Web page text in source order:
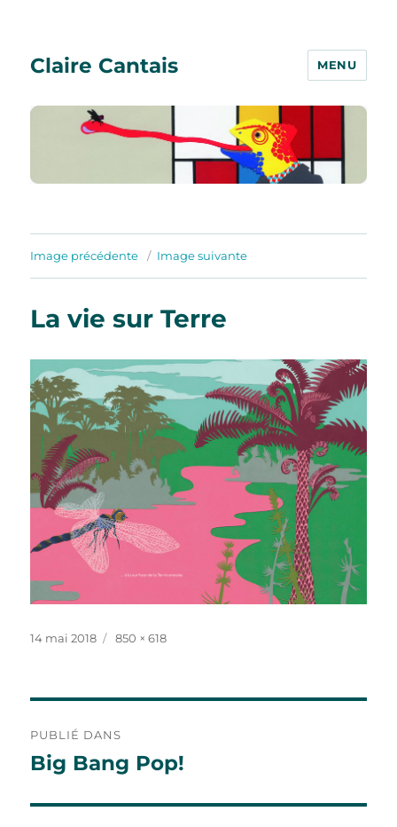
Claire Cantais MENU
Image précédente Image suivante
La vie sur Terre
Publié
14 mai 2018
Taille
850 × 618
de
PUBLIÉ DANS
Big Bang Pop!